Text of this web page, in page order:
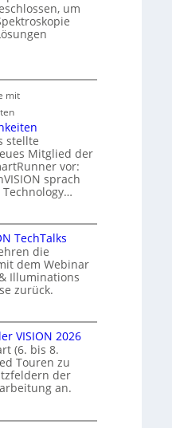
um
mit
stellte
Mitglied der
vor:
sprach
TechTalks
die
dem Webinar
Illuminations
zurück.
VISION 2026
(6. bis 8.
Touren zu
der
an.